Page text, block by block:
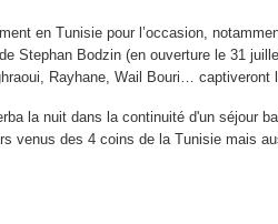
en Tunisie pour l’occasion,
Stephan Bodzin (en ouverture le 31
Rayhane, Wail Bouri… captiveront
la nuit dans la continuité d'un
venus des 4 coins de la Tunisie mais